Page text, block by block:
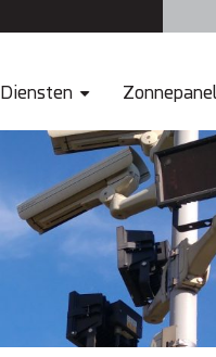
Diensten